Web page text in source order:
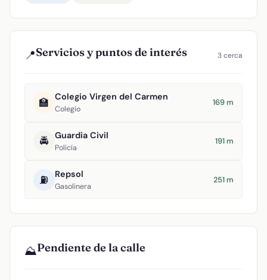
📍Servicios y puntos de interés 3 cerca
🏫 Colegio Virgen del Carmen
Colegio
169 m
🚔 Guardia Civil
Policía
191 m
⛽ Repsol
Gasolinera
251 m
⛰️Pendiente de la calle